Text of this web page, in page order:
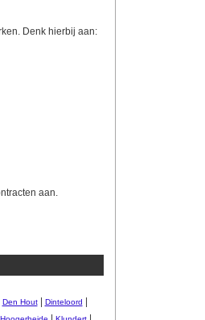
Denk hierbij aan:
aan.
Den Hout| Dinteloord